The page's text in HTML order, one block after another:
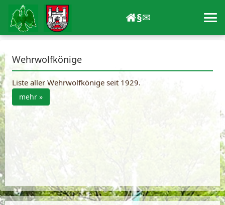
§✉
Wehrwolfkönige
Liste aller Wehrwolfkönige seit 1929.
mehr »